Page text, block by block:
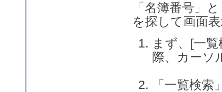
「名簿番号」
を探して画面
まず、[一
際、カーソ
「一覧検